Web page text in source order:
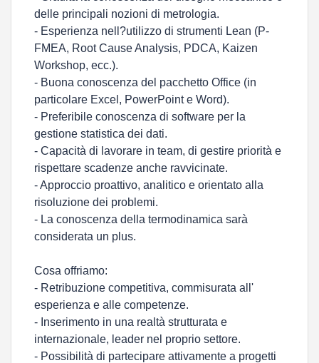
delle principali nozioni di metrologia.
- Esperienza nell?utilizzo di strumenti Lean (P-
FMEA, Root Cause Analysis, PDCA, Kaizen
Workshop, ecc.).
- Buona conoscenza del pacchetto Office (in
particolare Excel, PowerPoint e Word).
- Preferibile conoscenza di software per la
gestione statistica dei dati.
- Capacità di lavorare in team, di gestire priorità e
rispettare scadenze anche ravvicinate.
- Approccio proattivo, analitico e orientato alla
risoluzione dei problemi.
- La conoscenza della termodinamica sarà
considerata un plus.
Cosa offriamo:
- Retribuzione competitiva, commisurata all'
esperienza e alle competenze.
- Inserimento in una realtà strutturata e
internazionale, leader nel proprio settore.
- Possibilità di partecipare attivamente a progetti